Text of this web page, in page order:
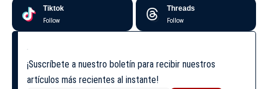
Tiktok
Follow
Threads
Follow
¡Suscríbete a nuestro boletín para recibir nuestros
artículos más recientes al instante!